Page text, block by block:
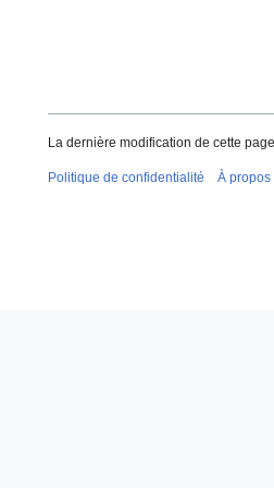
La dernière modification de cette
Politique de confidentialité À propos